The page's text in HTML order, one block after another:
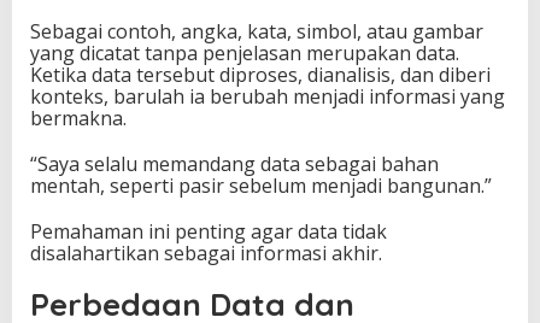
e
r
n
Sebagai contoh, angka, kata, simbol, atau gambar
yang dicatat tanpa penjelasan merupakan data.
Ketika data tersebut diproses, dianalisis, dan diberi
konteks, barulah ia berubah menjadi informasi yang
bermakna.
“Saya selalu memandang data sebagai bahan
mentah, seperti pasir sebelum menjadi bangunan.”
Pemahaman ini penting agar data tidak
disalahartikan sebagai informasi akhir.
Perbedaan Data dan